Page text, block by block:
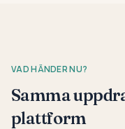
VAD HÄNDER NU?
Samma
plattform